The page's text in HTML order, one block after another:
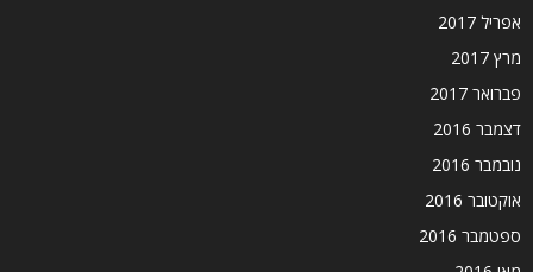
אפריל 2017
מרץ 2017
פברואר 2017
דצמבר 2016
נובמבר 2016
אוקטובר 2016
ספטמבר 2016